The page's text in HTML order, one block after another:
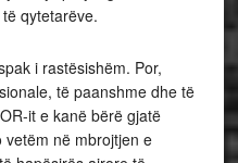
qytetarëve.
i rastësishëm. Por,
të paanshme dhe të
it e kanë bërë gjatë
vetëm në mbrojtjen e